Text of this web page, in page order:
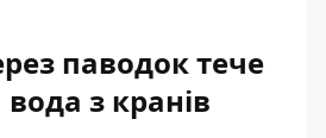
паводок тече
з кранів